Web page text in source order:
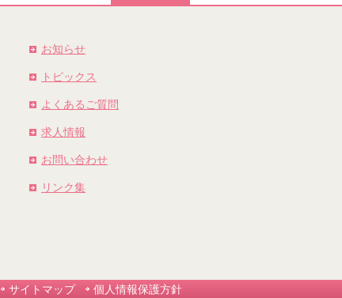
お知らせ
トピックス
よくあるご質問
求人情報
お問い合わせ
リンク集
サイトマップ 個人情報保護方針